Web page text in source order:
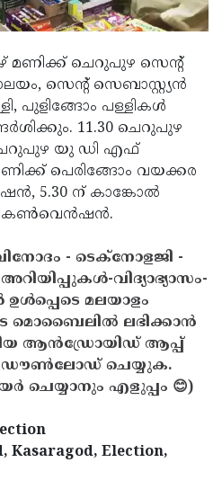
മണിക്ക് ചെറുപുഴ സെന്റ്
സെന്റ് സെബാസ്റ്റ്യന്‍
പുളിങ്ങോം പള്ളികള്‍
11.30 ചെറുപുഴ
യു ഡി എഫ്
പെരിങ്ങോം വയക്കര
5.30 ന് കാങ്കോല്‍
കണ്‍വെന്‍ഷന്‍.
- ടെക്നോളജി -
വിദ്യാഭ്യാസം-
മലയാളം
മൊബൈലിൽ ലഭിക്കാൻ
ആൻഡ്രോയിഡ് ആപ്പ്
ഡൗൺലോഡ് ചെയ്യുക.
ചെയ്യാനും എളുപ്പം 😊)
Kasaragod, Election,